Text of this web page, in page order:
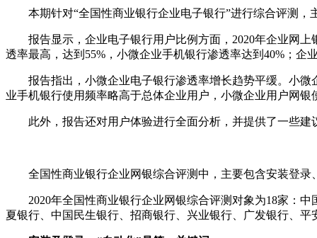
本期针对“全国性商业银行企业电子银行”进行综合评测
报告显示，企业电子银行用户比例方面，2020年企业网
透率最高，达到55%，小微企业手机银行渗透率达到40%；企
报告指出，小微企业电子银行渗透率增长趋势平缓。小
业手机银行使用频率略高于总体企业用户，小微企业用户网
此外，报告还对用户体验进行全面分析，并提供了一些建
全国性商业银行企业网银综合评测中，主要包含安装登
2020年全国性商业银行企业网银综合评测对象为18家：中
夏银行、中国民生银行、招商银行、兴业银行、广发银行、